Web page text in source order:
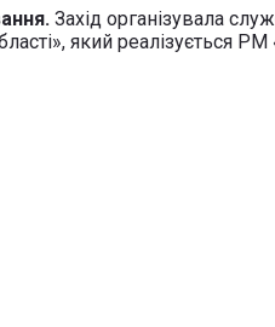
Захід організувала
який реалізується РМ